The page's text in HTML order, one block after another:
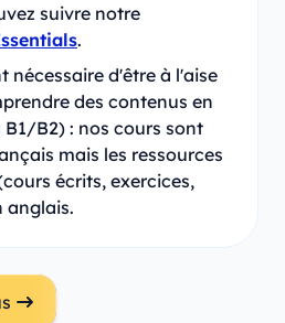
suivre notre
.
nécessaire d'être à l'aise
des contenus en
B2) : nos cours sont
mais les ressources
écrits, exercices,
anglais.